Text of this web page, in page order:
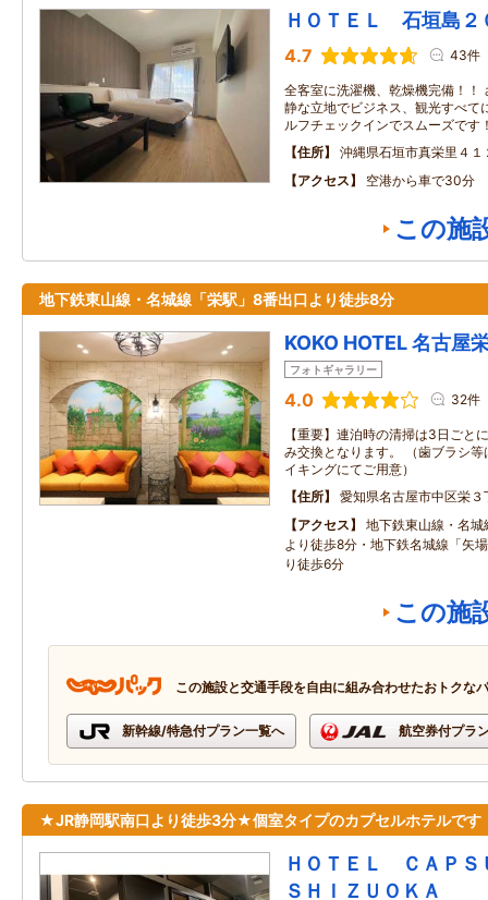
ＨＯＴＥＬ 石垣島２
4.7 43件
全客室に洗濯機、乾燥機完備！！
静な立地でビジネス、観光すべて
ルフチェックインでスムーズです
住所
沖縄県石垣市真栄里４１
アクセス
空港から車で30分
この施
地下鉄東山線・名城線「栄駅」8番出口より徒歩8分
KOKO HOTEL 名古屋
フォトギャラリー
4.0 32件
【重要】連泊時の清掃は3日ごと
み交換となります。 （歯ブラシ
イキングにてご用意）
住所
愛知県名古屋市中区栄
アクセス
地下鉄東山線・名
より徒歩8分・地下鉄名城線「矢
り徒歩6分
この施
この施設と交通手段を自由に組み合わせたおトクな
新幹線/特急付プラン一覧へ 航空券付プラ
★JR静岡駅南口より徒歩3分★個室タイプのカプセルホテルです
ＨＯＴＥＬ ＣＡＰ
ＳＨＩＺＵＯＫＡ